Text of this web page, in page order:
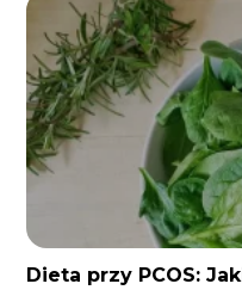
Dieta przy PCOS: